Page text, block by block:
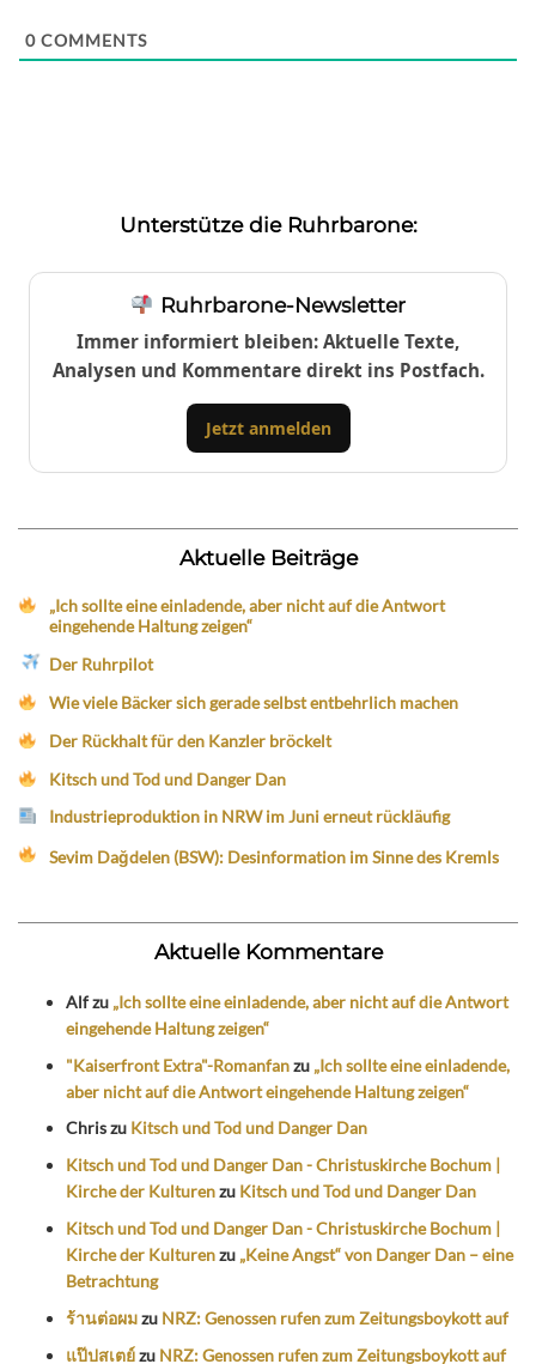
0 COMMENTS
Unterstütze die Ruhrbarone:
Ruhrbarone-Newsletter
Immer informiert bleiben: Aktuelle Texte,
Analysen und Kommentare direkt ins Postfach.
Jetzt anmelden
Aktuelle Beiträge
„Ich sollte eine einladende, aber nicht auf die Antwort
eingehende Haltung zeigen“
Der Ruhrpilot
Wie viele Bäcker sich gerade selbst entbehrlich machen
Der Rückhalt für den Kanzler bröckelt
Kitsch und Tod und Danger Dan
Industrieproduktion in NRW im Juni erneut rückläufig
Sevim Dağdelen (BSW): Desinformation im Sinne des Kremls
Aktuelle Kommentare
Alfzu „Ich sollte eine einladende, aber nicht auf die Antwort
eingehende Haltung zeigen“
"Kaiserfront Extra"-Romanfanzu „Ich sollte eine einladende,
aber nicht auf die Antwort eingehende Haltung zeigen“
Chriszu Kitsch und Tod und Danger Dan
Kitsch und Tod und Danger Dan - Christuskirche Bochum |
Kirche der Kulturenzu Kitsch und Tod und Danger Dan
Kitsch und Tod und Danger Dan - Christuskirche Bochum |
Kirche der Kulturenzu „Keine Angst“ von Danger Dan – eine
Betrachtung
ร้านต่อผมzu NRZ: Genossen rufen zum Zeitungsboykott auf
แป๊ปสเตย์zu NRZ: Genossen rufen zum Zeitungsboykott auf